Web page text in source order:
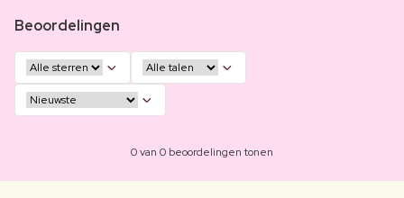
Beoordelingen
0 van 0 beoordelingen tonen